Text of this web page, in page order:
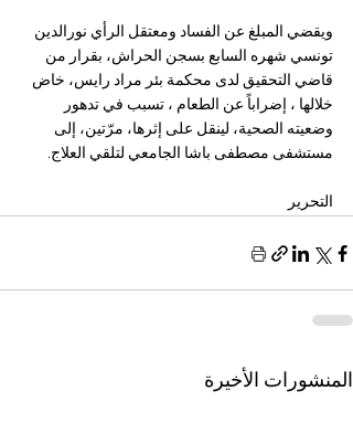
ويقضي المبلغ عن الفساد ومعتقل الرأي نورالدين
تونسي شهره السابع بسجن الحراش، بقرار من
قاضي التحقيق لدى محكمة بئر مراد رايس، خاض
خلالها ، إضراباً عن الطعام ، تسبب في تدهور
وضعيته الصحية، لينقل على إثرها، مرّتين، إلى
مستشفى مصطفى باشا الجامعي لتلقي العلاج.
التحرير
المنشورات الأخيرة